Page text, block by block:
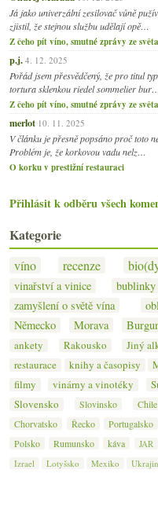
Já jako univerzální zesilovač vůně
zjistil, že stejnou službu udělají opě…
Z čeho pít víno, smutné zprávy ze
p.j. 4. 12. 2025
Pořád jsem přesvědčený, že pro titul
tortura sklenkou riedel sommelier bur…
Z čeho pít víno, smutné zprávy ze
merlot 10. 11. 2025
V článku je přesně popsáno proč toto
Problém je, že korkovou vadu nelz…
O korku v prestižní restauraci
Přihlásit k odběru všech
Kategorie
víno recenze
vinařství a vinice
bublinky
zamyšlení o světě vína
Německo
Morava
ankety
Rakousko Jiný
restaurace
knihy a časopisy
filmy
vinárny a vinotéky
Slovensko
Slovinsko Chile
Chorvatsko
Řecko Portugalsko
Polsko
Rumunsko káva JAR
Izrael
Lotyšsko Mexiko